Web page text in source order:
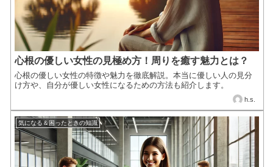
心根の優しい女性の見極め方！周りを癒す魅力とは？
心根の優しい女性の特徴や魅力を徹底解説。本当に優しい人の見分
け方や、自分が優しい女性になるための方法も紹介します。
h.s.
気になる＆困ったときの知識